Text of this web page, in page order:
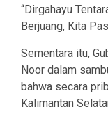
“Dirgahayu
Berjuang, Kita
Sementara itu,
Noor dalam
bahwa secara
Kalimantan